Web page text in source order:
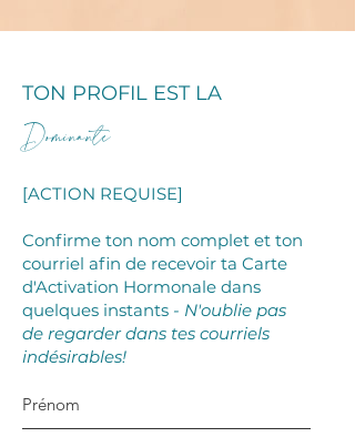
TON PROFIL EST LA
Dominante
[ACTION REQUISE]
Confirme ton nom complet et ton
courriel afin de recevoir ta Carte
d'Activation Hormonale dans
quelques instants - N'oublie pas
de regarder dans tes courriels
indésirables!